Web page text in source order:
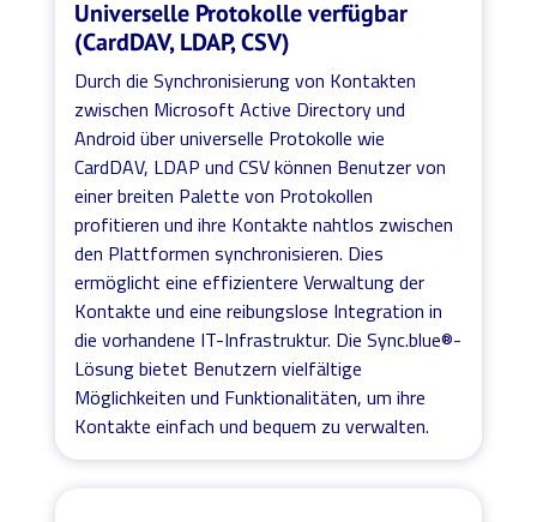
Universelle Protokolle verfügbar
(CardDAV, LDAP, CSV)
Durch die Synchronisierung von Kontakten
zwischen Microsoft Active Directory und
Android über universelle Protokolle wie
CardDAV, LDAP und CSV können Benutzer von
einer breiten Palette von Protokollen
profitieren und ihre Kontakte nahtlos zwischen
den Plattformen synchronisieren. Dies
ermöglicht eine effizientere Verwaltung der
Kontakte und eine reibungslose Integration in
die vorhandene IT-Infrastruktur. Die Sync.blue®-
Lösung bietet Benutzern vielfältige
Möglichkeiten und Funktionalitäten, um ihre
Kontakte einfach und bequem zu verwalten.